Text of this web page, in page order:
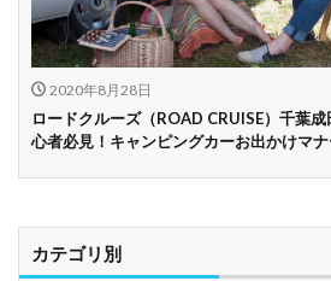
2020年8月28日
ロードクルーズ（ROAD CRUISE）千葉
心者必見！キャンピングカーお出かけマ
カテゴリ別